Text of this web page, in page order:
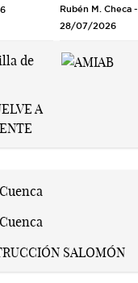
Rubén M. Checa -
28/07/2026